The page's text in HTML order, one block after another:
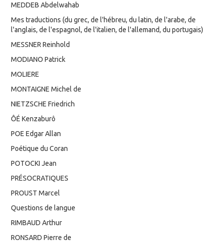
MEDDEB Abdelwahab
Mes traductions (du grec, de l'hébreu, du latin, de l'arabe, de
l'anglais, de l'espagnol, de l'italien, de l'allemand, du portugais)
MESSNER Reinhold
MODIANO Patrick
MOLIERE
MONTAIGNE Michel de
NIETZSCHE Friedrich
ÔÉ Kenzaburô
POE Edgar Allan
Poétique du Coran
POTOCKI Jean
PRÉSOCRATIQUES
PROUST Marcel
Questions de langue
RIMBAUD Arthur
RONSARD Pierre de